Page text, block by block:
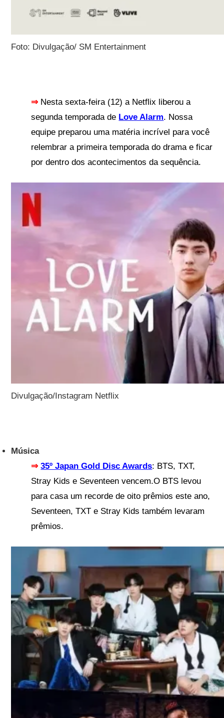
Foto: Divulgação/ SM Entertainment
⇒Nesta sexta-feira (12) a Netflix liberou a
segunda temporada de Love Alarm. Nossa
equipe preparou uma matéria incrível para você
relembrar a primeira temporada do drama e ficar
por dentro dos acontecimentos da sequência.
Divulgação/Instagram Netflix
Música
⇒35º Japan Gold Disc Awards: BTS, TXT,
Stray Kids e Seventeen vencem.O BTS levou
para casa um recorde de oito prêmios este ano,
Seventeen, TXT e Stray Kids também levaram
prêmios.